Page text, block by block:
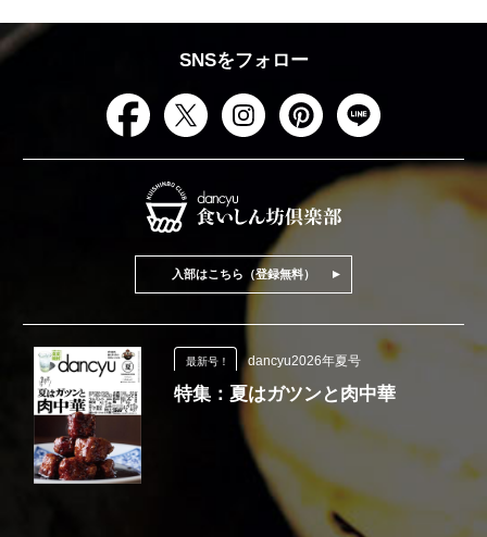
SNSをフォロー
入部はこちら（登録無料）
最新号！ dancyu2026年夏号
特集：夏はガツンと肉中華